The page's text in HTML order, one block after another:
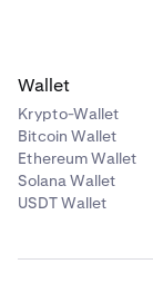
Wallet
Krypto-Wallet
Bitcoin Wallet
Ethereum Wallet
Solana Wallet
USDT Wallet